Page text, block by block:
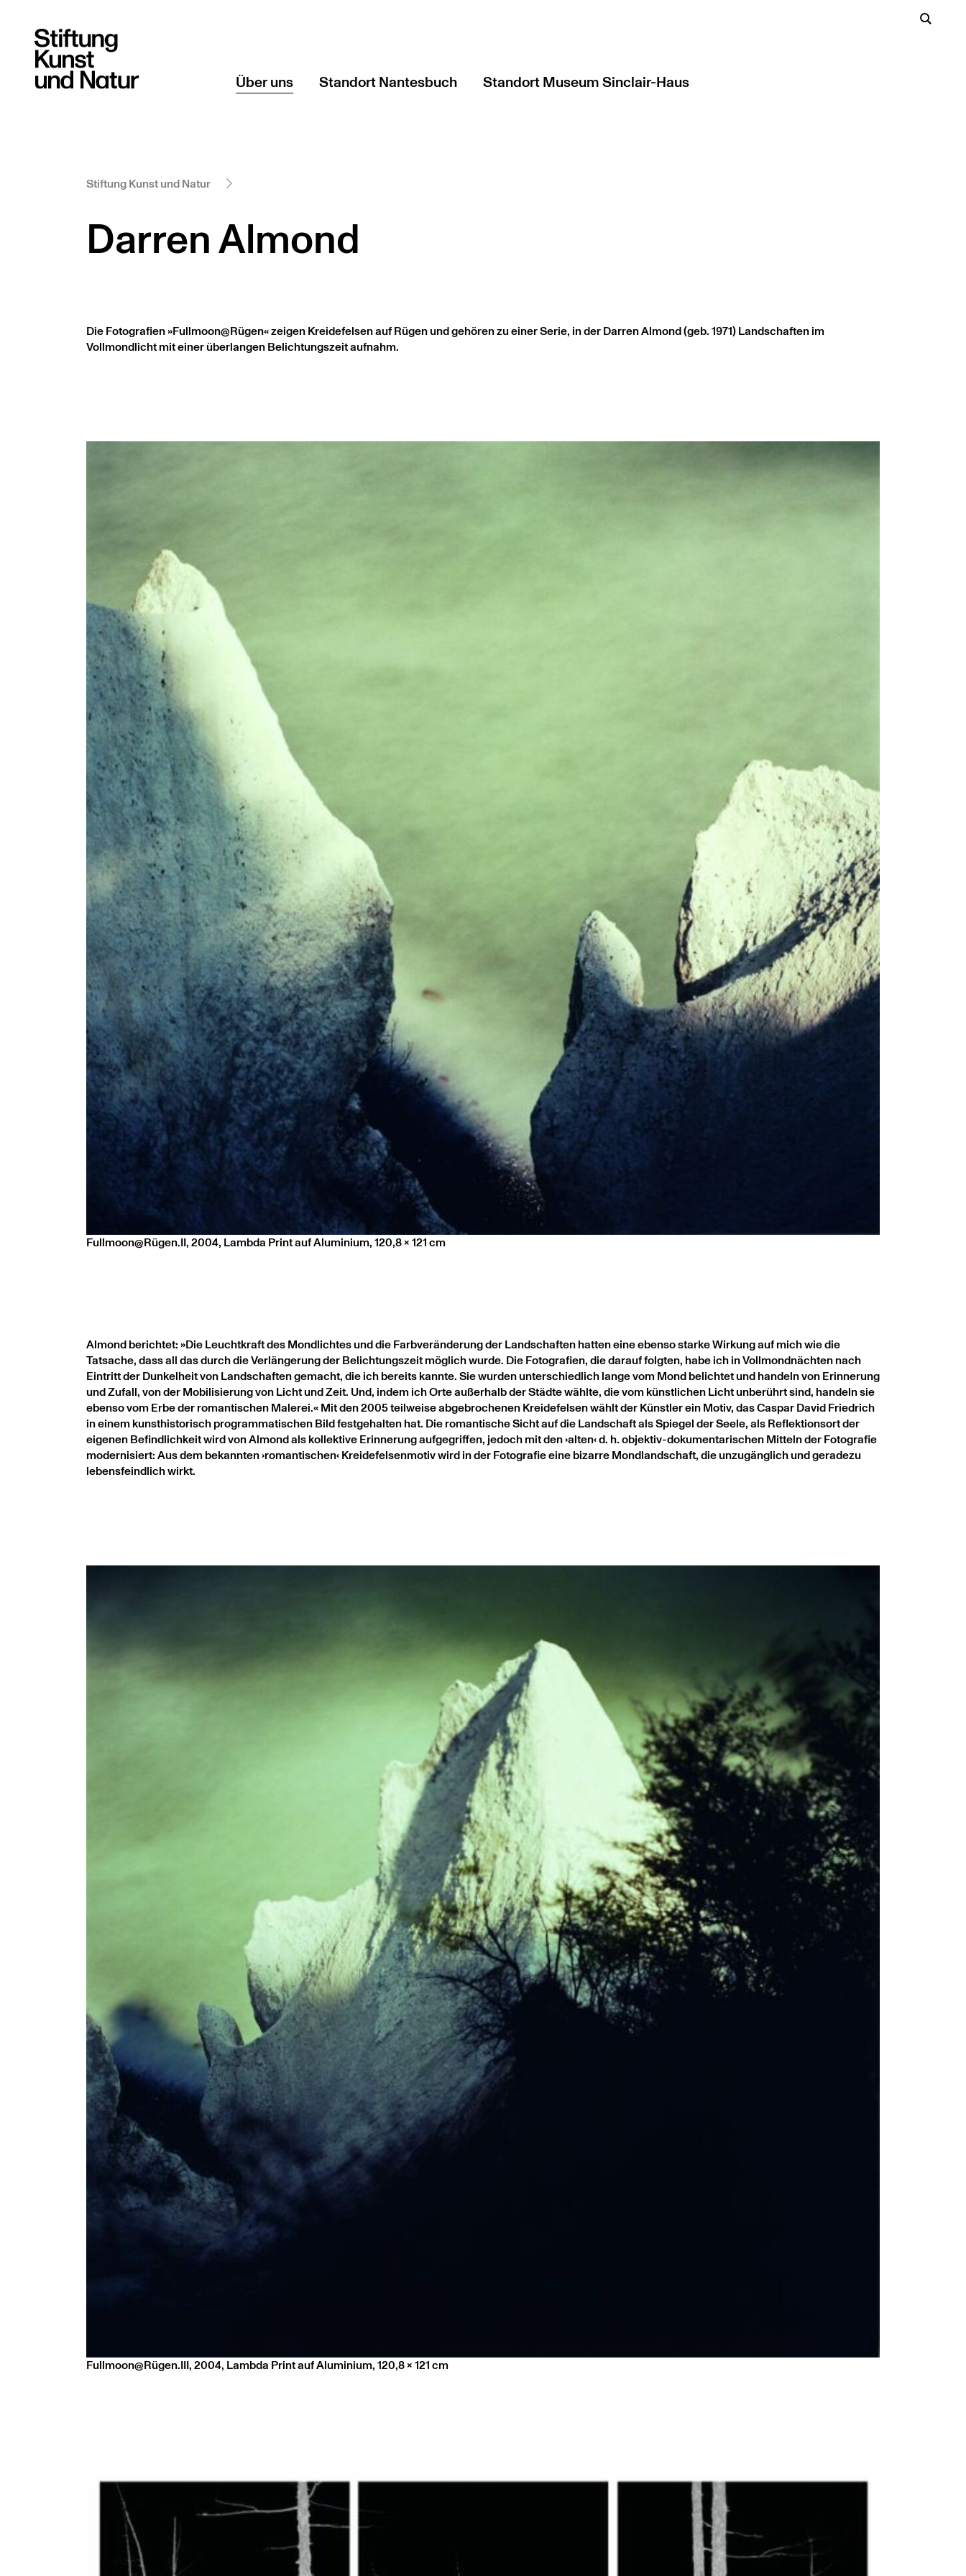
Über uns Standort Nantesbuch Standort Museum Sinclair-Haus
Stiftung Kunst und Natur
Darren Almond
Die Fotografien »Fullmoon@Rügen« zeigen Kreidefelsen auf Rügen und gehören zu einer Serie, in der Darren Almond (geb. 1971) Landschaften im
Vollmondlicht mit einer überlangen Belichtungszeit aufnahm.
Fullmoon@Rügen.II, 2004, Lambda Print auf Aluminium, 120,8 x 121 cm
Almond berichtet: »Die Leuchtkraft des Mondlichtes und die Farbveränderung der Landschaften hatten eine ebenso starke Wirkung auf mich wie die
Tatsache, dass all das durch die Verlängerung der Belichtungszeit möglich wurde. Die Fotografien, die darauf folgten, habe ich in Vollmondnächten nach
Eintritt der Dunkelheit von Landschaften gemacht, die ich bereits kannte. Sie wurden unterschiedlich lange vom Mond belichtet und handeln von Erinnerung
und Zufall, von der Mobilisierung von Licht und Zeit. Und, indem ich Orte außerhalb der Städte wählte, die vom künstlichen Licht unberührt sind, handeln sie
ebenso vom Erbe der romantischen Malerei.« Mit den 2005 teilweise abgebrochenen Kreidefelsen wählt der Künstler ein Motiv, das Caspar David Friedrich
in einem kunsthistorisch programmatischen Bild festgehalten hat. Die romantische Sicht auf die Landschaft als Spiegel der Seele, als Reflektionsort der
eigenen Befindlichkeit wird von Almond als kollektive Erinnerung aufgegriffen, jedoch mit den ›alten‹ d. h. objektiv-dokumentarischen Mitteln der Fotografie
modernisiert: Aus dem bekannten ›romantischen‹ Kreidefelsenmotiv wird in der Fotografie eine bizarre Mondlandschaft, die unzugänglich und geradezu
lebensfeindlich wirkt.
Fullmoon@Rügen.III, 2004, Lambda Print auf Aluminium, 120,8 x 121 cm